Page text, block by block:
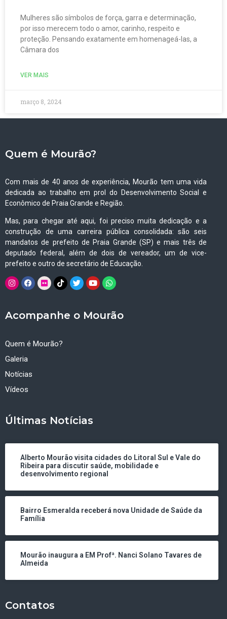
Mulheres são símbolos de força, garra e determinação,
por isso merecem todo o amor, carinho, respeito e
proteção. Pensando exatamente em homenageá-las, a
Câmara dos
VER MAIS
março 8, 2024
Quem é Mourão?
Com mais de 40 anos de experiência, Mourão tem uma vida
dedicada ao trabalho em prol do Desenvolvimento Social e
Econômico de Praia Grande e Região.
Mas, para chegar até aqui, foi preciso muita dedicação e a
construção de uma carreira pública consolidada: são seis
mandatos de prefeito de Praia Grande (SP) e mais três de
deputado federal, além de dois de vereador, um de vice-
prefeito e outro de secretário de Educação.
Acompanhe o Mourão
Quem é Mourão?
Galeria
Notícias
Vídeos
Últimas Notícias
Alberto Mourão visita cidades do Litoral Sul e Vale do
Ribeira para discutir saúde, mobilidade e
desenvolvimento regional
Bairro Esmeralda receberá nova Unidade de Saúde da
Família
Mourão inaugura a EM Profª. Nanci Solano Tavares de
Almeida
Contatos